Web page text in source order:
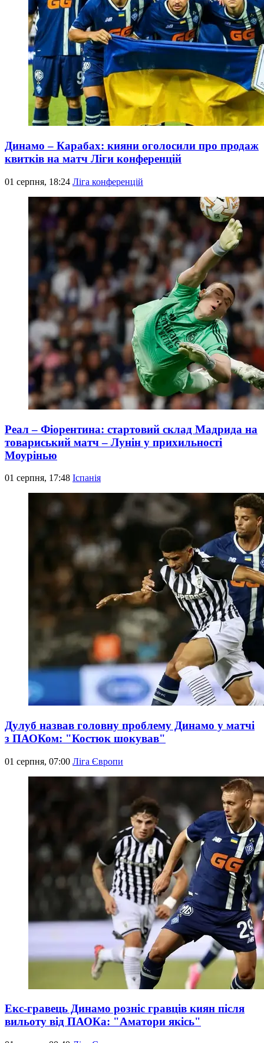
Динамо – Карабах: кияни оголосили про продаж
квитків на матч Ліги конференцій
01 серпня, 18:24 Ліга конференцій
Реал – Фіорентина: стартовий склад Мадрида на
товариський матч – Лунін у прихильності
Моурінью
01 серпня, 17:48 Іспанія
Дулуб назвав головну проблему Динамо у матчі
з ПАОКом: "Костюк шокував"
01 серпня, 07:00 Ліга Європи
Екс-гравець Динамо розніс гравців киян після
вильоту від ПАОКа: "Аматори якісь"